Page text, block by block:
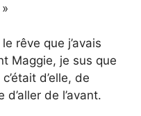
rêve que j’avais
Maggie, je sus que
d’elle, de
de l’avant.